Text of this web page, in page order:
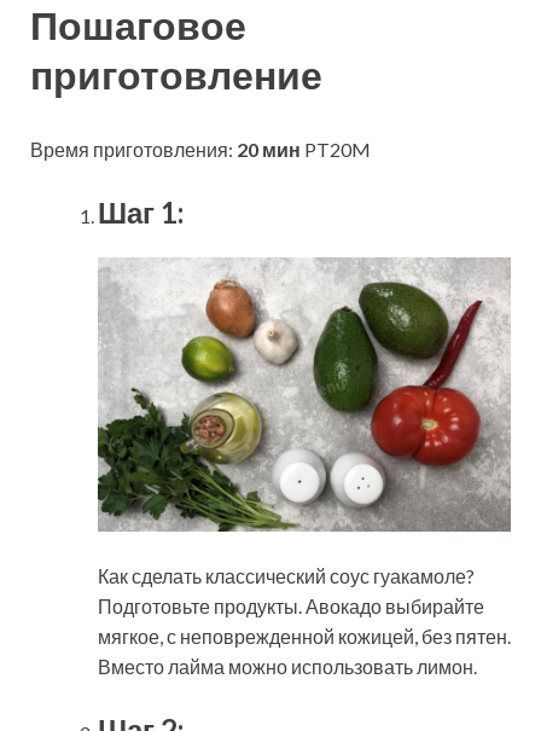
Пошаговое
приготовление
Время приготовления: 20 мин PT20M
Шаг 1:
Как сделать классический соус гуакамоле?
Подготовьте продукты. Авокадо выбирайте
мягкое, с неповрежденной кожицей, без пятен.
Вместо лайма можно использовать лимон.